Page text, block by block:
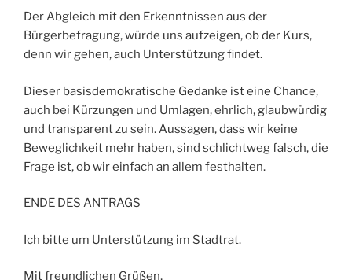
Der Abgleich mit den Erkenntnissen aus der
Bürgerbefragung, würde uns aufzeigen, ob der Kurs,
denn wir gehen, auch Unterstützung findet.
Dieser basisdemokratische Gedanke ist eine Chance,
auch bei Kürzungen und Umlagen, ehrlich, glaubwürdig
und transparent zu sein. Aussagen, dass wir keine
Beweglichkeit mehr haben, sind schlichtweg falsch, die
Frage ist, ob wir einfach an allem festhalten.
ENDE DES ANTRAGS
Ich bitte um Unterstützung im Stadtrat.
Mit freundlichen Grüßen,